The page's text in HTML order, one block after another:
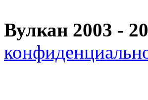
Вулкан 2003 -